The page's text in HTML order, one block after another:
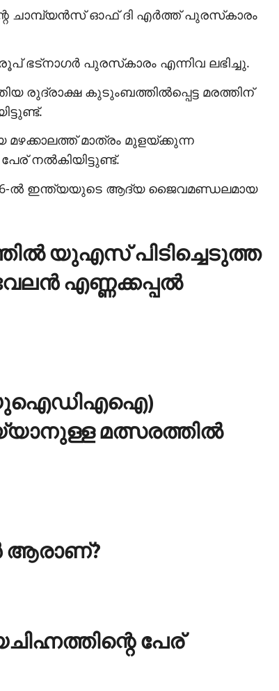
ചാമ്പ്യന്‍സ് ഓഫ് ദി എര്‍ത്ത് പുരസ്‌കാരം
ഭട്‌നാഗര്‍ പുരസ്‌കാരം എന്നിവ ലഭിച്ചു.
രുദ്രാക്ഷ കുടുംബത്തില്‍പ്പെട്ട മരത്തിന്
മഴക്കാലത്ത് മാത്രം മുളയ്ക്കുന്ന
നല്‍കിയിട്ടുണ്ട്.
ല്‍ ഇന്ത്യയുടെ ആദ്യ ജൈവമണ്ഡലമായ
യുഎസ് പിടിച്ചെടുത്ത
എണ്ണക്കപ്പല്‍
(യുഐഡിഎഐ)
മത്സരത്തില്‍
പേര്